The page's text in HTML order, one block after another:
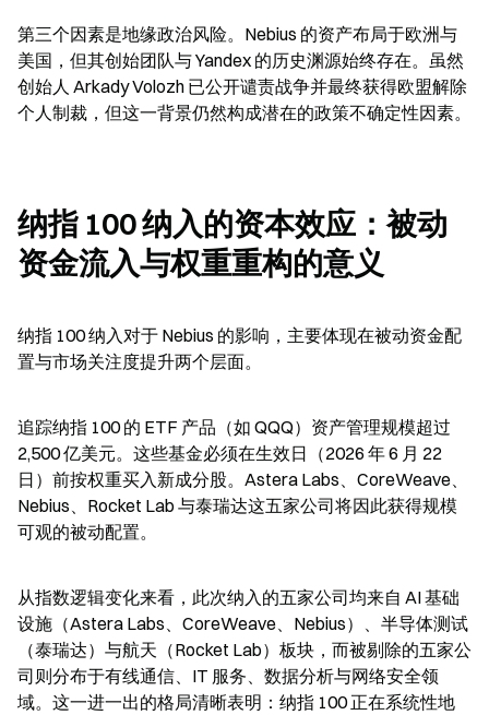
第三个因素是地缘政治风险。Nebius 的资产布局于欧洲与
美国，但其创始团队与 Yandex 的历史渊源始终存在。虽然
创始人 Arkady Volozh 已公开谴责战争并最终获得欧盟解除
个人制裁，但这一背景仍然构成潜在的政策不确定性因素。
纳指 100 纳入的资本效应：被动
资金流入与权重重构的意义
纳指 100 纳入对于 Nebius 的影响，主要体现在被动资金配
置与市场关注度提升两个层面。
追踪纳指 100 的 ETF 产品（如 QQQ）资产管理规模超过
2,500 亿美元。这些基金必须在生效日（2026 年 6 月 22
日）前按权重买入新成分股。Astera Labs、CoreWeave、
Nebius、Rocket Lab 与泰瑞达这五家公司将因此获得规模
可观的被动配置。
从指数逻辑变化来看，此次纳入的五家公司均来自 AI 基础
设施（Astera Labs、CoreWeave、Nebius）、半导体测试
（泰瑞达）与航天（Rocket Lab）板块，而被剔除的五家公
司则分布于有线通信、IT 服务、数据分析与网络安全领
域。这一进一出的格局清晰表明：纳指 100 正在系统性地